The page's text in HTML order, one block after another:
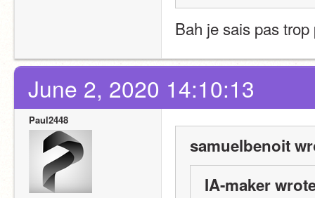
Bah je sais pas
June 2, 2020 14:10:13
Paul2448
samuelbenoit
IA-maker